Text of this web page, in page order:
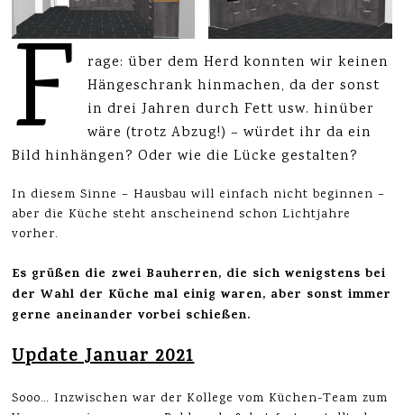
F rage: über dem Herd konnten wir keinen
Hängeschrank hinmachen, da der sonst
in drei Jahren durch Fett usw. hinüber
wäre (trotz Abzug!) – würdet ihr da ein
Bild hinhängen? Oder wie die Lücke gestalten?
In diesem Sinne – Hausbau will einfach nicht beginnen –
aber die Küche steht anscheinend schon Lichtjahre
vorher.
Es grüßen die zwei Bauherren, die sich wenigstens bei
der Wahl der Küche mal einig waren, aber sonst immer
gerne aneinander vorbei schießen.
Update Januar 2021
Sooo… Inzwischen war der Kollege vom Küchen-Team zum